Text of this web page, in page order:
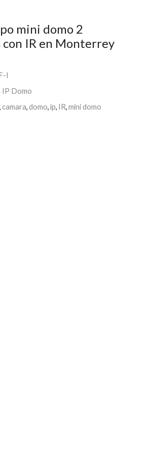
mini domo 2
con IR en Monterrey
I
IP Domo
, camara,domo,ip, IR,mini domo